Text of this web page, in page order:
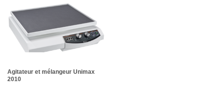
Agitateur et mélangeur Unimax
2010